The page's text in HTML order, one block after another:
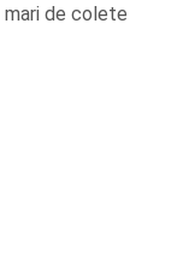
mari de colete